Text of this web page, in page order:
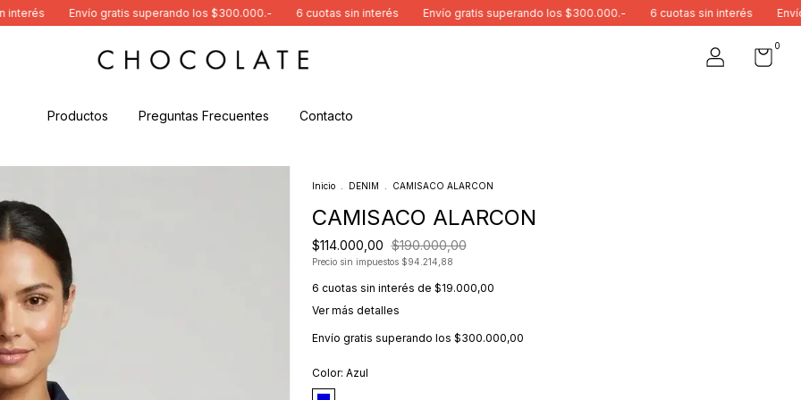
Envío gratis superando los $300.000.- 6 cuotas sin interés Envío gratis superando los $300.000.- 6 cuotas sin interés Envío gratis
0
Productos Preguntas Frecuentes Contacto
Inicio DENIM CAMISACO ALARCON
CAMISACO ALARCON
$114.000,00 $190.000,00
Precio sin impuestos $94.214,88
6 cuotas sin interés de $19.000,00
Ver más detalles
Envío gratis superando los $300.000,00
Color: Azul